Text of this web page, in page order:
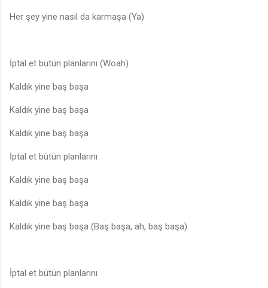
Her şey yine nasıl da karmaşa (Ya)
İptal et bütün planlarını (Woah)
Kaldık yine baş başa
Kaldık yine baş başa
Kaldık yine baş başa
İptal et bütün planlarını
Kaldık yine baş başa
Kaldık yine baş başa
Kaldık yine baş başa (Baş başa, ah, baş başa)
İptal et bütün planlarını